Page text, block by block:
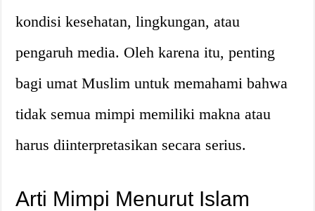
kondisi kesehatan, lingkungan, atau
pengaruh media. Oleh karena itu, penting
bagi umat Muslim untuk memahami bahwa
tidak semua mimpi memiliki makna atau
harus diinterpretasikan secara serius.
Arti Mimpi Menurut Islam